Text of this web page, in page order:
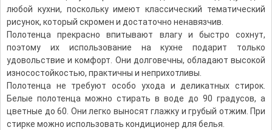
любой кухни, поскольку имеют классический тематический
рисунок, который скромен и достаточно ненавязчив.
Полотенца прекрасно впитывают влагу и быстро сохнут,
поэтому их использование на кухне подарит только
удовольствие и комфорт. Они долговечны, обладают высокой
износостойкостью, практичны и неприхотливы.
Полотенца не требуют особо ухода и деликатных стирок.
Белые полотенца можно стирать в воде до 90 градусов, а
цветные до 60. Они легко выносят глажку и грубый отжим. При
стирке можно использовать кондиционер для белья.